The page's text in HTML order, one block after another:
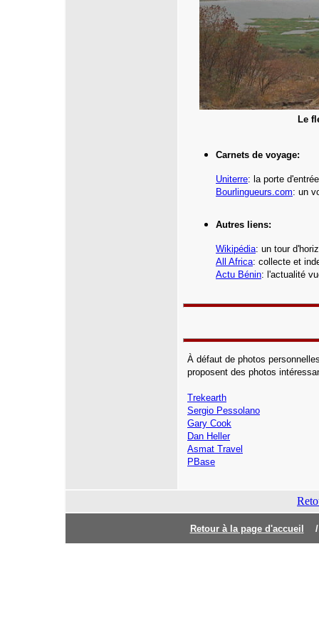
Le
Carnets de voyage:
Uniterre: la porte
Bourlingueurs.com: un
Autres liens:
Wikipédia: un tour
All Africa: collecte et
Actu Bénin: l'actualité
À défaut de photos
proposent des photos
Trekearth
Sergio Pessolano
Gary Cook
Dan Heller
Asmat Travel
PBase
Retour à la page d'accuei